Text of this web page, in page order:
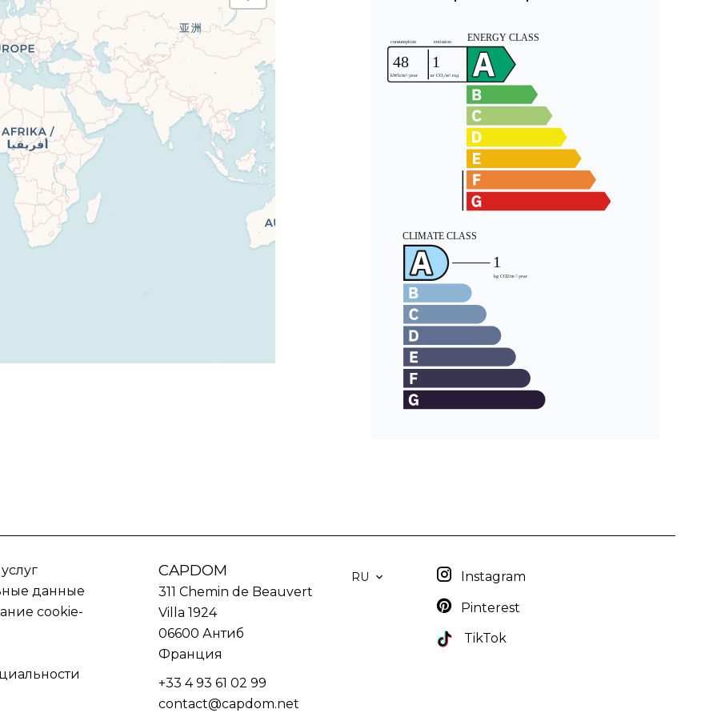
данные
cookie-
CAPDOM
311 Chemin de Beauvert
Villa 1924
06600 Антиб
Франция
+33 4 93 61 02 99
contact@capdom.net
RU Instagram
Pinterest
TikTok